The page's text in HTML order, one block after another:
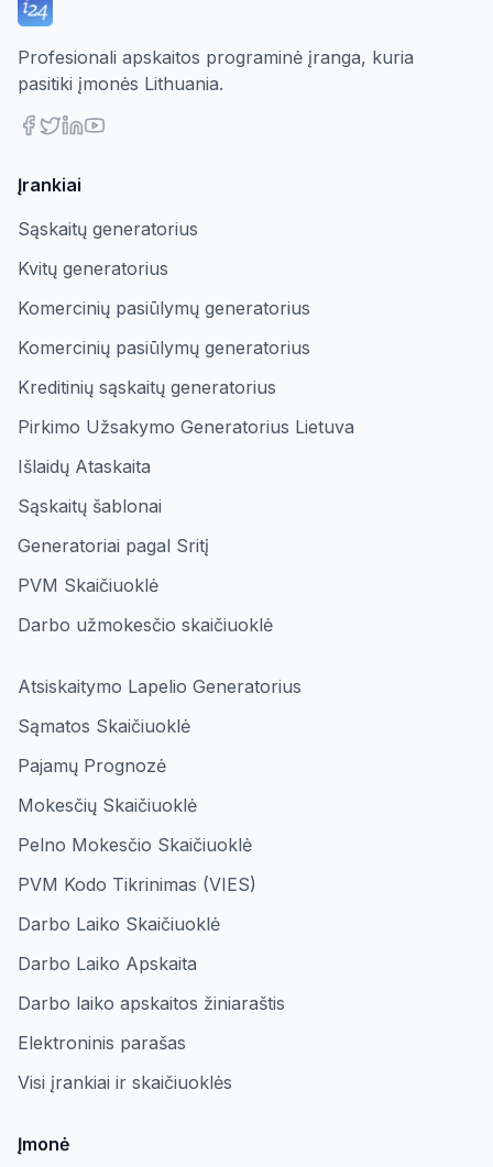
Profesionali apskaitos programinė įranga, kuria
pasitiki įmonės Lithuania.
Įrankiai
Sąskaitų generatorius
Kvitų generatorius
Komercinių pasiūlymų generatorius
Komercinių pasiūlymų generatorius
Kreditinių sąskaitų generatorius
Pirkimo Užsakymo Generatorius Lietuva
Išlaidų Ataskaita
Sąskaitų šablonai
Generatoriai pagal Sritį
PVM Skaičiuoklė
Darbo užmokesčio skaičiuoklė
Atsiskaitymo Lapelio Generatorius
Sąmatos Skaičiuoklė
Pajamų Prognozė
Mokesčių Skaičiuoklė
Pelno Mokesčio Skaičiuoklė
PVM Kodo Tikrinimas (VIES)
Darbo Laiko Skaičiuoklė
Darbo Laiko Apskaita
Darbo laiko apskaitos žiniaraštis
Elektroninis parašas
Visi įrankiai ir skaičiuoklės
Įmonė